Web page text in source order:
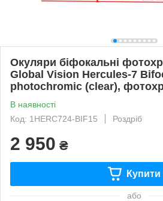
Окуляри біфокальні
Global Vision Hercules-7
photochromic (clear),
В наявності
Код: 1HERC724-BIF15
Роздріб
2 950 ₴
Купити
або